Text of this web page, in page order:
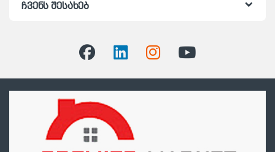
ჩვენს შესახებ